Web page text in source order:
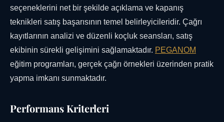
seçeneklerini net bir şekilde açıklama ve kapanış
teknikleri satış başarısının temel belirleyicileridir. Çağrı
kayıtlarının analizi ve düzenli koçluk seansları, satış
ekibinin sürekli gelişimini sağlamaktadır. PEGANOM
eğitim programları, gerçek çağrı örnekleri üzerinden pratik
yapma imkanı sunmaktadır.
Performans Kriterleri